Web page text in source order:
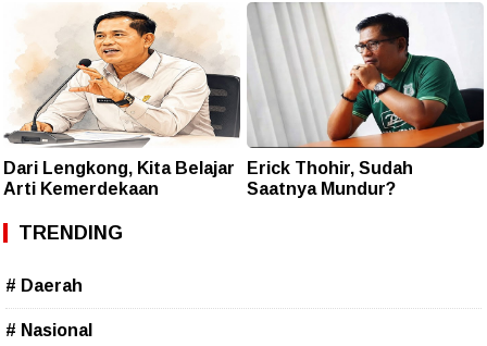
Dari Lengkong, Kita Belajar
Arti Kemerdekaan
Erick Thohir, Sudah
Saatnya Mundur?
TRENDING
# Daerah
# Nasional